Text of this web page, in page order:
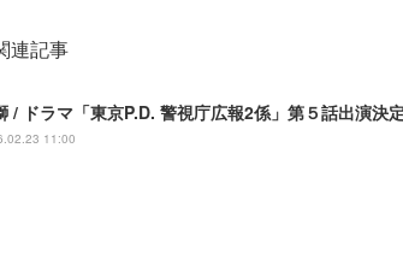
連記事
/ ドラマ「東京P.D. 警視庁広報2係」第５話出演決定
11:00